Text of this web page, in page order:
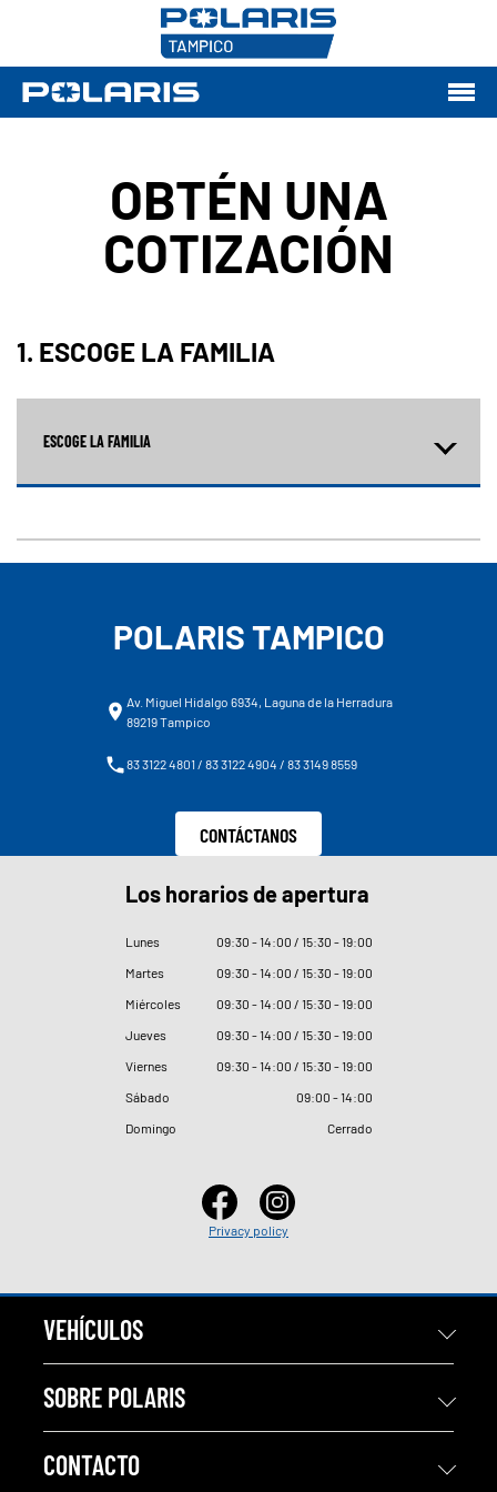
OBTÉN UNA
COTIZACIÓN
1. ESCOGE LA FAMILIA
ESCOGE LA FAMILIA
POLARIS TAMPICO
Av. Miguel Hidalgo 6934, Laguna de la Herradura
89219 Tampico
83 3122 4801 / 83 3122 4904 / 83 3149 8559
CONTÁCTANOS
Los horarios de apertura
Lunes 09:30 - 14:00 / 15:30 - 19:00
Martes
09:30 - 14:00 / 15:30 - 19:00
Miércoles
09:30 - 14:00 / 15:30 - 19:00
Jueves
09:30 - 14:00 / 15:30 - 19:00
Viernes
09:30 - 14:00 / 15:30 - 19:00
Sábado
09:00 - 14:00
Domingo
Cerrado
Privacy policy
VEHÍCULOS
SOBRE POLARIS
CONTACTO